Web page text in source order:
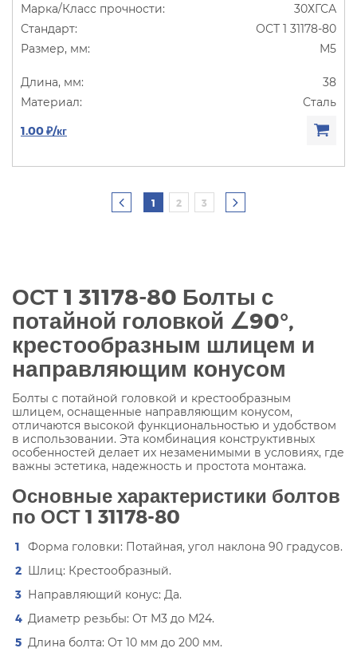
30ХГСА
ОСТ 1 31178-80
М5
38
Сталь
1.00 ₽/кг
1 2 3
ОСТ 1 31178-80 Болты с
потайной головкой ∠90°,
крестообразным шлицем и
направляющим конусом
Болты с потайной головкой и крестообразным
шлицем, оснащенные направляющим конусом,
отличаются высокой функциональностью и удобством
в использовании. Эта комбинация конструктивных
особенностей делает их незаменимыми в условиях, где
важны эстетика, надежность и простота монтажа.
Основные характеристики болтов
по ОСТ 1 31178-80
Форма головки: Потайная, угол наклона 90 градусов.
Шлиц: Крестообразный.
Направляющий конус: Да.
Диаметр резьбы: От М3 до М24.
Длина болта: От 10 мм до 200 мм.